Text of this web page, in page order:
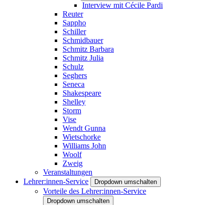
Interview mit Cécile Pardi
Reuter
Sappho
Schiller
Schmidbauer
Schmitz Barbara
Schmitz Julia
Schulz
Seghers
Seneca
Shakespeare
Shelley
Storm
Vise
Wendt Gunna
Wietschorke
Williams John
Woolf
Zweig
Veranstaltungen
Lehrer:innen-Service
Dropdown umschalten
Vorteile des Lehrer:innen-Service
Dropdown umschalten